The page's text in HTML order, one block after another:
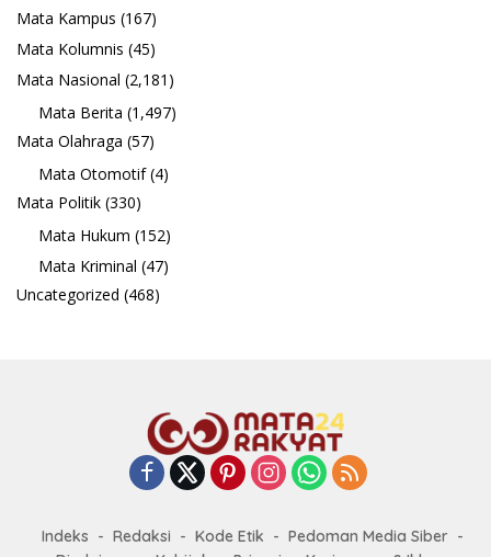
Mata Kampus (167)
Mata Kolumnis (45)
Mata Nasional (2,181)
Mata Berita (1,497)
Mata Olahraga (57)
Mata Otomotif(4)
Mata Politik (330)
Mata Hukum (152)
Mata Kriminal (47)
Uncategorized (468)
Indeks Redaksi Kode Etik
Pedoman Media Siber